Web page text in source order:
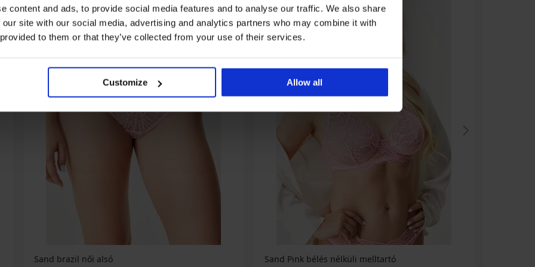
content and ads, to provide social media features and to analyse our traffic. We also share
site with our social media, advertising and analytics partners who may combine it with
to them or that they’ve collected from your use of their services.
Customize Allow all
Sand brazil női alsó
Sand Pink bélés nélküli melltartó